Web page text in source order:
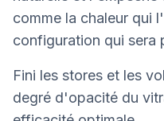
comme la chaleur qui
configuration qui sera
Fini les stores et les
degré d'opacité du